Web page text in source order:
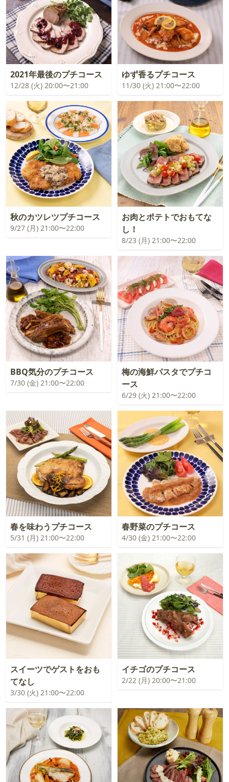
2021年最後のプチコース
12/28 (火) 20:00〜21:00
ゆず香るプチコース
11/30 (火) 21:00〜22:00
秋のカツレツプチコース
9/27 (月) 21:00〜22:00
お肉とポテトでおもてな
し！
8/23 (月) 21:00〜22:00
BBQ気分のプチコース
7/30 (金) 21:00〜22:00
梅の海鮮パスタでプチコ
ース
6/29 (火) 21:00〜22:00
春を味わうプチコース
5/31 (月) 21:00〜22:00
春野菜のプチコース
4/30 (金) 21:00〜22:00
スイーツでゲストをおも
てなし
3/30 (火) 21:00〜22:00
イチゴのプチコース
2/22 (月) 20:00〜21:00